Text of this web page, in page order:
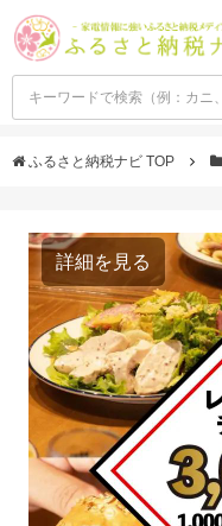
ふるさと納税ナビ TOP
詳細を見る